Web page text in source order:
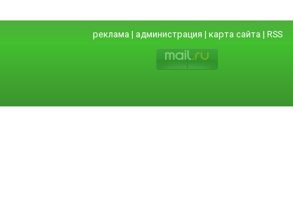
реклама | администрация | карта сайта | RSS